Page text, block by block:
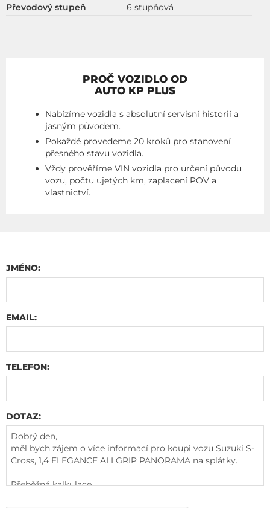
Převodový stupeň
6 stupňová
PROČ VOZIDLO OD
AUTO KP PLUS
Nabízíme vozidla s absolutní servisní historií a
jasným původem.
Pokaždé provedeme 20 kroků pro stanovení
přesného stavu vozidla.
Vždy prověříme VIN vozidla pro určení původu
vozu, počtu ujetých km, zaplacení POV a
vlastnictví.
JMÉNO:
EMAIL:
TELEFON:
DOTAZ: